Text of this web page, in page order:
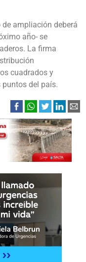
de ampliación deberá
año- se
La firma
cuadrados y
del país.